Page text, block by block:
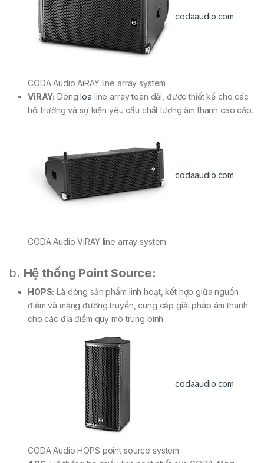
codaaudio.com
CODA Audio AiRAY line array system
ViRAY: Dòngloa line array toàn dải, được thiết kế cho các
hội trường và sự kiện yêu cầu chất lượng âm thanh cao cấp.
codaaudio.com
CODA Audio ViRAY line array system
b. Hệ thống Point Source:
HOPS: Là dòng sản phẩm linh hoạt, kết hợp giữa nguồn
điểm và mảng đường truyền, cung cấp giải pháp âm thanh
cho các địa điểm quy mô trung bình.
codaaudio.com
CODA Audio HOPS point source system